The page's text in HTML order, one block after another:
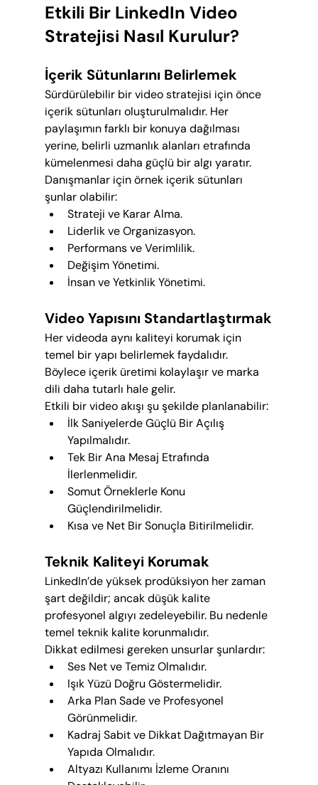
Etkili Bir LinkedIn Video
Stratejisi Nasıl Kurulur?
İçerik Sütunlarını Belirlemek
Sürdürülebilir bir video stratejisi için önce
içerik sütunları oluşturulmalıdır. Her
paylaşımın farklı bir konuya dağılması
yerine, belirli uzmanlık alanları etrafında
kümelenmesi daha güçlü bir algı yaratır.
Danışmanlar için örnek içerik sütunları
şunlar olabilir:
Strateji ve Karar Alma.
Liderlik ve Organizasyon.
Performans ve Verimlilik.
Değişim Yönetimi.
İnsan ve Yetkinlik Yönetimi.
Video Yapısını Standartlaştırmak
Her videoda aynı kaliteyi korumak için
temel bir yapı belirlemek faydalıdır.
Böylece içerik üretimi kolaylaşır ve marka
dili daha tutarlı hale gelir.
Etkili bir video akışı şu şekilde planlanabilir:
İlk Saniyelerde Güçlü Bir Açılış
Yapılmalıdır.
Tek Bir Ana Mesaj Etrafında
İlerlenmelidir.
Somut Örneklerle Konu
Güçlendirilmelidir.
Kısa ve Net Bir Sonuçla Bitirilmelidir.
Teknik Kaliteyi Korumak
LinkedIn’de yüksek prodüksiyon her zaman
şart değildir; ancak düşük kalite
profesyonel algıyı zedeleyebilir. Bu nedenle
temel teknik kalite korunmalıdır.
Dikkat edilmesi gereken unsurlar şunlardır:
Ses Net ve Temiz Olmalıdır.
Işık Yüzü Doğru Göstermelidir.
Arka Plan Sade ve Profesyonel
Görünmelidir.
Kadraj Sabit ve Dikkat Dağıtmayan Bir
Yapıda Olmalıdır.
Altyazı Kullanımı İzleme Oranını